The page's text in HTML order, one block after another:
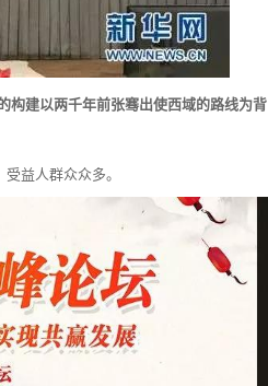
构建以两千年前张骞出使西域的路线为背
益人群众众多。